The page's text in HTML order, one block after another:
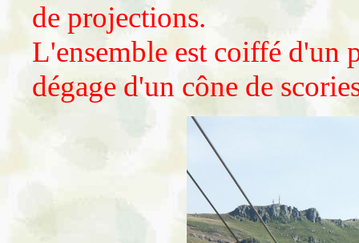
de projections.
L'ensemble est coiffé d'un
dégage d'un cône de